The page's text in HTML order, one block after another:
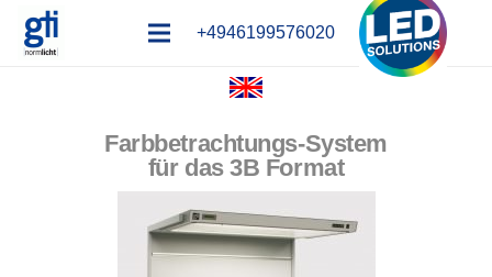
+4946199576020
Farbbetrachtungs-System
für das 3B Format